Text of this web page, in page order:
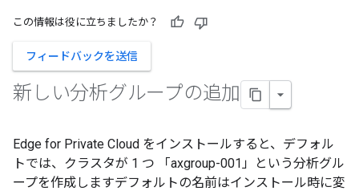
この情報は役に立ちましたか？
フィードバックを送信
新しい分析グループの追加
Edge for Private Cloud をインストールすると、デフォル
トでは、クラスタが 1 つ 「axgroup-001」という分析グル
ープを作成しますデフォルトの名前はインストール時に変